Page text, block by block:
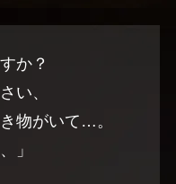
か？
い、
物がいて…。
」